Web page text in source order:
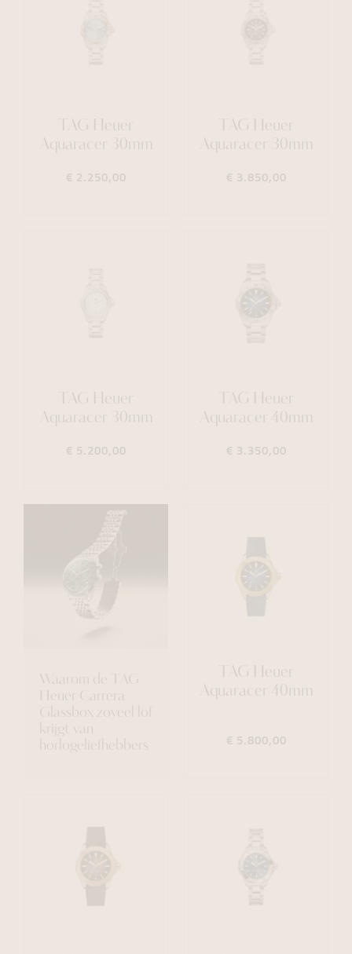
TAG Heuer
Aquaracer 30mm
€ 2.250,00
TAG Heuer
Aquaracer 30mm
€ 3.850,00
TAG Heuer
Aquaracer 30mm
€ 5.200,00
TAG Heuer
Aquaracer 40mm
€ 3.350,00
Waarom de TAG
Heuer Carrera
Glassbox zoveel lof
krijgt van
horlogeliefhebbers
TAG Heuer
Aquaracer 40mm
€ 5.800,00